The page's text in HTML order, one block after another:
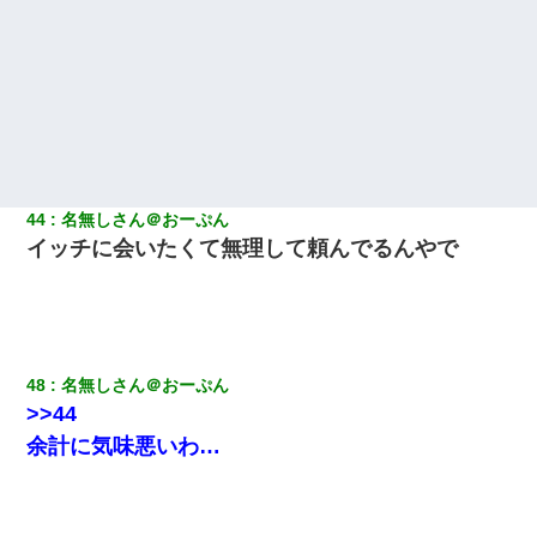
44 名無しさん＠おーぷん
イッチに会いたくて無理して頼んでるんやで
48 名無しさん＠おーぷん
>>44
余計に気味悪いわ…